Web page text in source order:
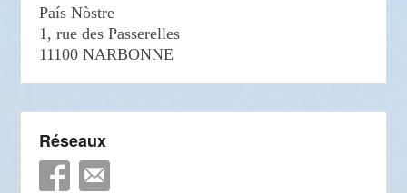
País Nòstre
1, rue des Passerelles
11100 NARBONNE
Réseaux